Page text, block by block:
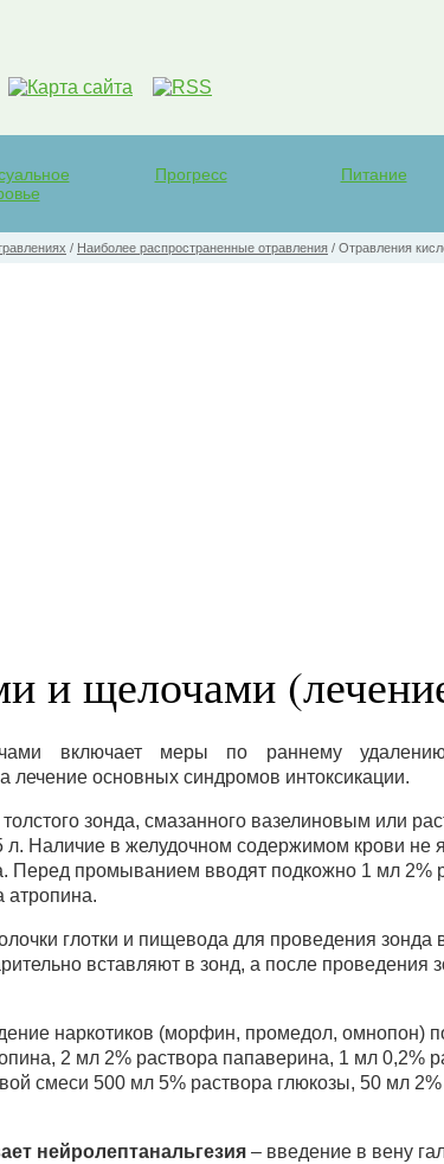
Прогресс Питание
/ Наиболее распространенные отравления / Отравления
и щелочами
включает меры по раннему
основных синдромов интоксикации.
зонда, смазанного вазелиновым или
Наличие в желудочном содержимом крови не
Перед промыванием вводят подкожно 1 мл 2%
атропина.
глотки и пищевода для проведения зонда
вставляют в зонд, а после проведения
наркотиков (морфин, промедол, омнопон)
2 мл 2% раствора папаверина, 1 мл 0,2%
смеси 500 мл 5% раствора глюкозы, 50 мл
нейролептанальгезия – введение в вену